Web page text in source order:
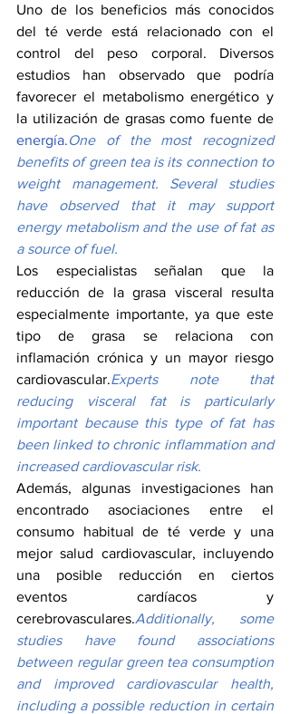
Uno de los beneficios más conocidos
del té verde está relacionado con el
control del peso corporal. Diversos
estudios han observado que podría
favorecer el metabolismo energético y
energía.One of the most recognized
benefits of green tea is its connection to
weight management. Several studies
have observed that it may support
energy metabolism and the use of fat as
a source of fuel.
Los especialistas señalan que la
reducción de la grasa visceral resulta
especialmente importante, ya que este
tipo de grasa se relaciona con
inflamación crónica y un mayor riesgo
cardiovascular.Experts note that
reducing visceral fat is particularly
important because this type of fat has
been linked to chronic inflammation and
increased cardiovascular risk.
Además, algunas investigaciones han
encontrado asociaciones entre el
consumo habitual de té verde y una
mejor salud cardiovascular, incluyendo
una posible reducción en ciertos
eventos cardíacos y
cerebrovasculares.Additionally, some
studies have found associations
between regular green tea consumption
and improved cardiovascular health,
including a possible reduction in certain